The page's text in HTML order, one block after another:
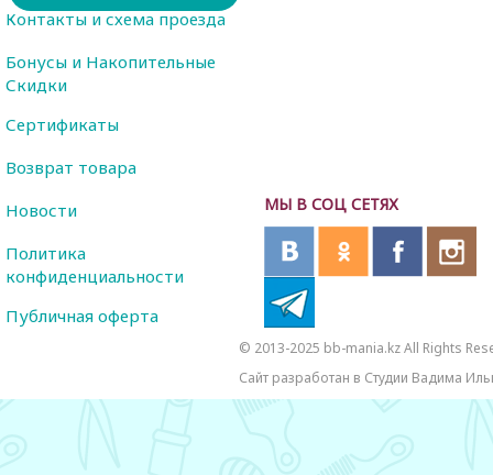
МЫ В СОЦ СЕТЯХ
Контакты и схема проезда
Бонусы и Накопительные
Скидки
Сертификаты
Возврат товара
Новости
Политика
конфиденциальности
Публичная оферта
© 2013-2025 bb-mania.kz All Rights
Сайт разработан в Студии Вадима